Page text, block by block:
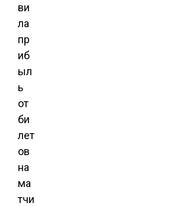
ви
ла
пр
иб
ыл
ь
от
би
лет
ов
на
ма
тчи